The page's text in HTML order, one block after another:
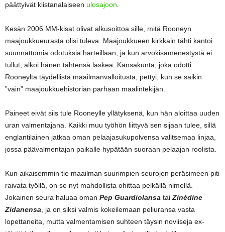
päättyivät kiistanalaiseen ulosajoon.
Kesän 2006 MM-kisat olivat alkusoittoa sille, mitä Rooneyn
maajoukkueurasta olisi tuleva. Maajoukkueen kirkkain tähti kantoi
suunnattomia odotuksia harteillaan, ja kun arvokisamenestystä ei
tullut, alkoi hänen tähtensä laskea. Kansakunta, joka odotti
Rooneylta täydellistä maailmanvalloitusta, pettyi, kun se saikin
”vain” maajoukkuehistorian parhaan maalintekijän.
Paineet eivät siis tule Rooneylle yllätyksenä, kun hän aloittaa uuden
uran valmentajana. Kaikki muu työhön liittyvä sen sijaan tulee, sillä
englantilainen jatkaa oman pelaajasukupolvensa valitsemaa linjaa,
jossa päävalmentajan paikalle hypätään suoraan pelaajan roolista.
Kun aikaisemmin tie maailman suurimpien seurojen peräsimeen piti
raivata työllä, on se nyt mahdollista ohittaa pelkällä nimellä.
Jokainen seura haluaa oman Pep Guardiolansa taiZinédine
Zidanensa, ja on siksi valmis kokeilemaan peliuransa vasta
lopettaneita, mutta valmentamisen suhteen täysin noviiseja ex-